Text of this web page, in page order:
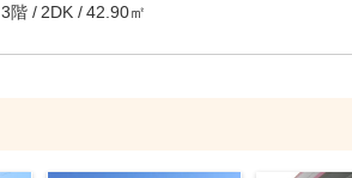
3階 2DK 42.90㎡